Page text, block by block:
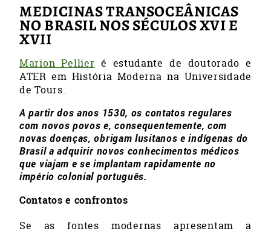
MEDICINAS TRANSOCEÂNICAS
NO BRASIL NOS SÉCULOS XVI E
XVII
Marion Pellier é estudante de doutorado e
ATER em História Moderna na Universidade
de Tours.
A partir dos anos 1530, os contatos regulares
com novos povos e, consequentemente, com
novas doenças, obrigam lusitanos e indígenas do
Brasil a adquirir novos conhecimentos médicos
que viajam e se implantam rapidamente no
império colonial português.
Contatos e confrontos
Se as fontes modernas apresentam a